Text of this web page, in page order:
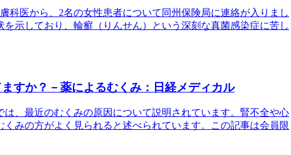
科医から、2名の女性患者について同州保険局に連絡が入りまし
示しており、輪癬（りんせん）という深刻な真菌感染症に苦し
すか？－薬によるむくみ：日経メディカル
、最近のむくみの原因について説明されています。腎不全や心
みの方がよく見られると述べられています。この記事は会員限